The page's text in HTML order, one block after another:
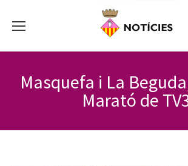
Masquefa i La
Marató de